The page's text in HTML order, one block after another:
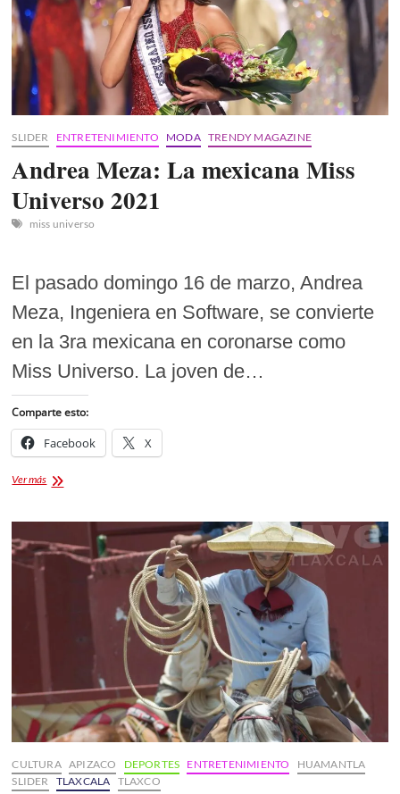
SLIDER ENTRETENIMIENTO MODA TRENDY MAGAZINE
Andrea Meza: La mexicana Miss
Universo 2021
miss universo
El pasado domingo 16 de marzo, Andrea
Meza, Ingeniera en Software, se convierte
en la 3ra mexicana en coronarse como
Miss Universo. La joven de…
Comparte esto:
Facebook X
Ver másAndrea
Miss
Universo
CULTURA APIZACO DEPORTES ENTRETENIMIENTO
HUAMANTLA
SLIDER
TLAXCALA TLAXCO